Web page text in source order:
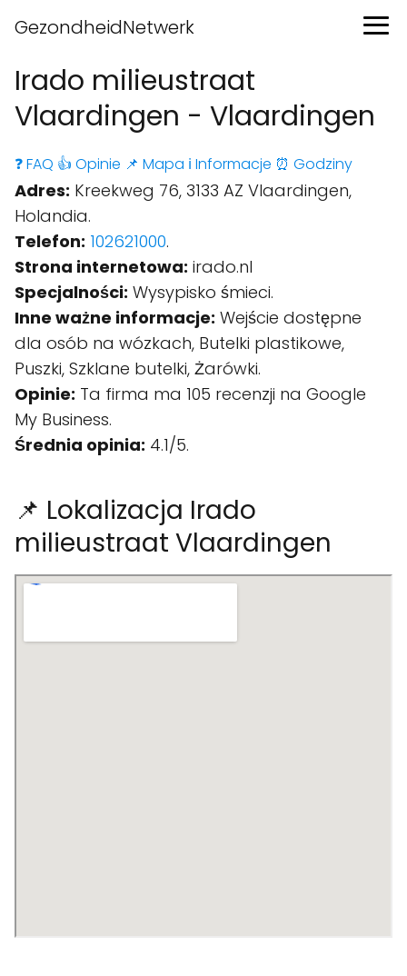
GezondheidNetwerk
Irado milieustraat
Vlaardingen - Vlaardingen
❓ FAQ 👍 Opinie 📌 Mapa ℹ️ Informacje ⏰ Godziny
Adres: Kreekweg 76, 3133 AZ Vlaardingen,
Holandia.
Telefon: 102621000.
Strona internetowa: irado.nl
Specjalności: Wysypisko śmieci.
Inne ważne informacje: Wejście dostępne
dla osób na wózkach, Butelki plastikowe,
Puszki, Szklane butelki, Żarówki.
Opinie: Ta firma ma 105 recenzji na Google
My Business.
Średnia opinia: 4.1/5.
📌 Lokalizacja Irado
milieustraat Vlaardingen